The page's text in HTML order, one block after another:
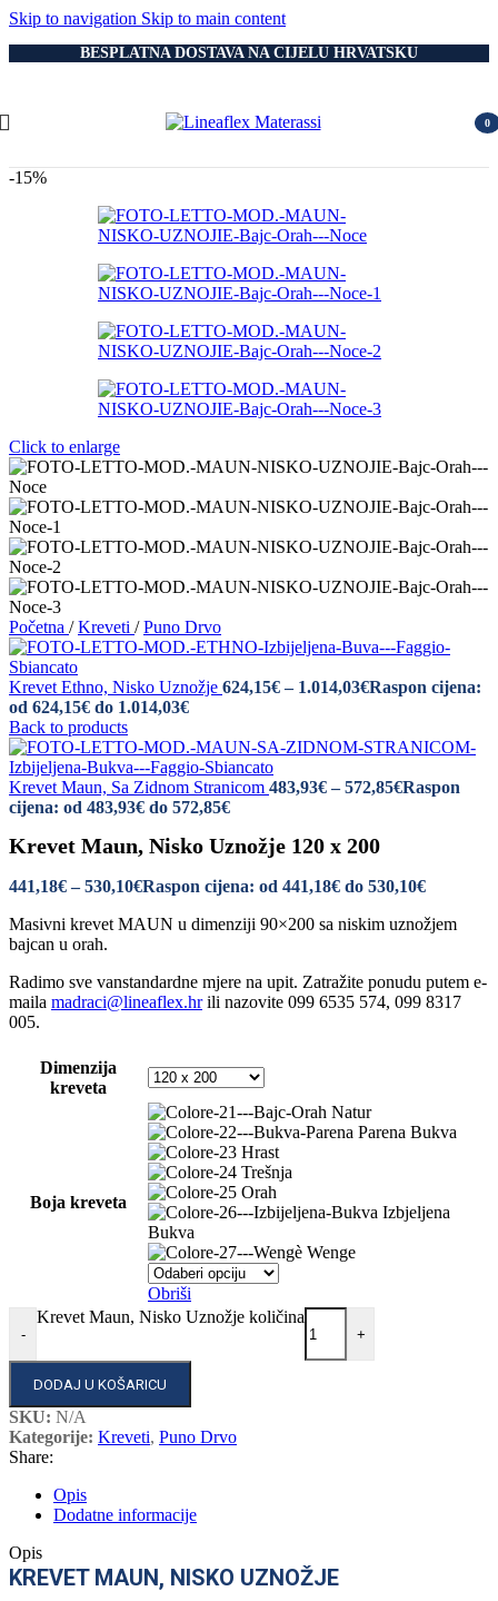
Skip to navigation Skip to main content
BESPLATNA DOSTAVA NA CIJELU HRVATSKU
0
-15%
Click to enlarge
Početna / Kreveti / Puno Drvo
Krevet Ethno, Nisko Uznožje 624,15€ – 1.014,03€Raspon cijena:
od 624,15€ do 1.014,03€
Back to products
Krevet Maun, Sa Zidnom Stranicom 483,93€ – 572,85€Raspon
cijena: od 483,93€ do 572,85€
Krevet Maun, Nisko Uznožje 120 x 200
441,18€ – 530,10€Raspon cijena: od 441,18€ do 530,10€
Masivni krevet MAUN u dimenziji 90×200 sa niskim uznožjem
bajcan u orah.
Radimo sve vanstandardne mjere na upit. Zatražite ponudu putem e-
maila madraci@lineaflex.hrili nazovite 099 6535 574, 099 8317
005.
Dimenzija
kreveta
Boja kreveta
Natur
Parena Bukva
Hrast
Trešnja
Orah
Izbjeljena
Bukva
Wenge
Obriši
-
Krevet Maun, Nisko Uznožje količina
+
DODAJ U KOŠARICU
SKU: N/A
Kategorije: Kreveti, Puno Drvo
Share:
Opis
Dodatne informacije
Opis
KREVET MAUN, NISKO UZNOŽJE